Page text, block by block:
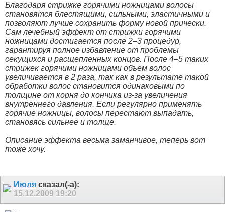
Благодаря стрижке горячими ножницами волосы
становятся блестящими, сильными, эластичными и
позволяют лучше сохранить форму новой прически.
Сам лечебный эффект от стрижки горячими
ножницами достигается после 2–3 процедур,
гарантируя полное избавление от проблемы
секущихся и расщепленных концов. После 4–5 таких
стрижек горячими ножницами объем волос
увеличивается в 2 раза, так как в результате такой
обработки волос становится одинаковыми по
толщине от корня до кончика из-за увеличения
внутреннего давления. Если регулярно применять
горячие ножницы, волосы перестают выпадать,
становясь сильнее и толще.
Описание эффекта весьма заманчивое, теперь вот
тоже хочу.
Июля сказал(-а):
15.12.2009 19:20